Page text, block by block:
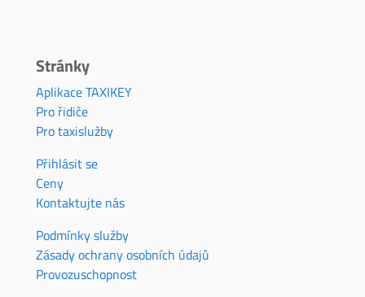
Stránky
Aplikace TAXIKEY
Pro řidiče
Pro taxislužby
Přihlásit se
Ceny
Kontaktujte nás
Podmínky služby
Zásady ochrany osobních údajů
Provozuschopnost